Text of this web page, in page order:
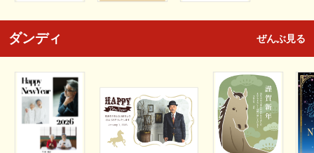
ダンディ ぜんぶ見る